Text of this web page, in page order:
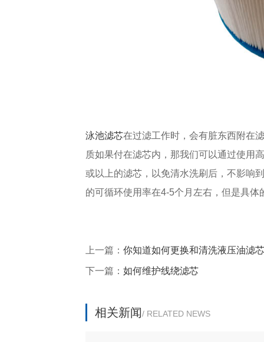
泳池滤芯在过滤工作时，会有脏东西附在
质如果付在滤芯内，那我们可以通过使用
或以上的滤芯，以免清水洗刷后，不影响
的可循环使用率在4-5个月左右，但是具
上一篇： 你知道如何更换和清洗液压油滤
下一篇： 如何维护线绕滤芯
相关新闻/ RELATED NEWS